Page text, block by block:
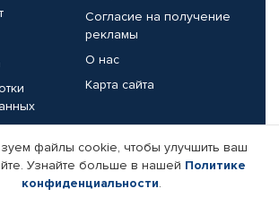
Согласие на получение
рекламы
О нас
Карта сайта
Реквизиты компании
файлы cookie, чтобы улучшить ваш
Узнайте больше в нашей Политике
конфиденциальности.